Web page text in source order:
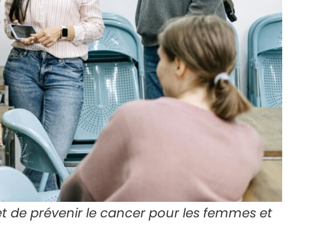
prévenir le cancer pour les femmes et